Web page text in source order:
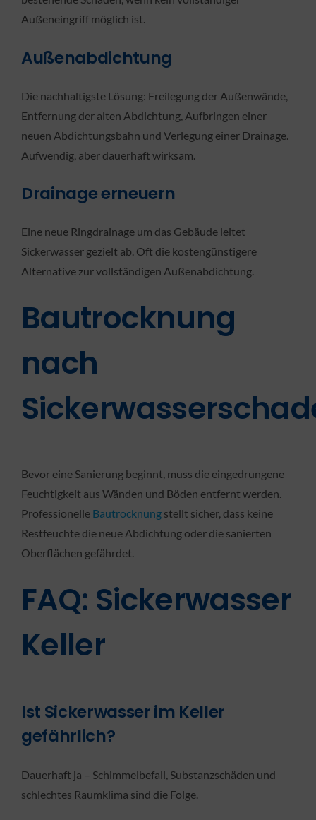
Außeneingriff möglich ist.
Außenabdichtung
Die nachhaltigste Lösung: Freilegung der Außenwände,
Entfernung der alten Abdichtung, Aufbringen einer
neuen Abdichtungsbahn und Verlegung einer Drainage.
Aufwendig, aber dauerhaft wirksam.
Drainage erneuern
Eine neue Ringdrainage um das Gebäude leitet
Sickerwasser gezielt ab. Oft die kostengünstigere
Alternative zur vollständigen Außenabdichtung.
Bautrocknung
nach
Bevor eine Sanierung beginnt, muss die eingedrungene
Feuchtigkeit aus Wänden und Böden entfernt werden.
Professionelle Bautrocknung stellt sicher, dass keine
Restfeuchte die neue Abdichtung oder die sanierten
Oberflächen gefährdet.
FAQ: Sickerwasser
Keller
Ist Sickerwasser im Keller
gefährlich?
Dauerhaft ja – Schimmelbefall, Substanzschäden und
schlechtes Raumklima sind die Folge.